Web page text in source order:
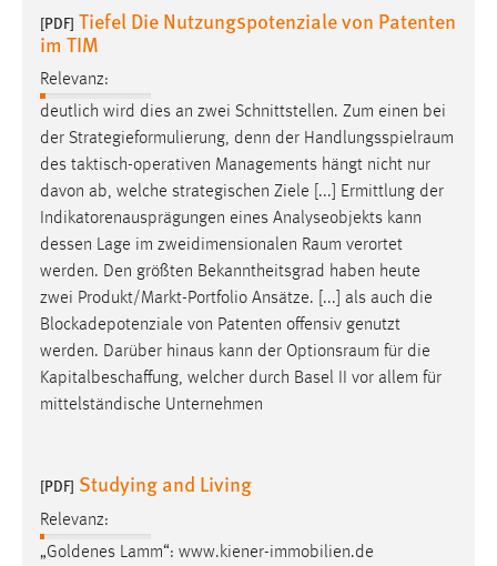
[PDF] Tiefel Die Nutzungspotenziale von Patenten
im TIM
Relevanz:
deutlich wird dies an zwei Schnittstellen. Zum einen bei
der Strategieformulierung, denn der Handlungsspielraum
des taktisch-operativen Managements hängt nicht nur
davon ab, welche strategischen Ziele [...] Ermittlung der
Indikatorenausprägungen eines Analyseobjekts kann
dessen Lage im zweidimensionalen Raum verortet
werden. Den größten Bekanntheitsgrad haben heute
zwei Produkt/Markt-Portfolio Ansätze. [...] als auch die
Blockadepotenziale von Patenten offensiv genutzt
werden. Darüber hinaus kann der Optionsraum für die
Kapitalbeschaffung, welcher durch Basel II vor allem für
mittelständische Unternehmen
[PDF] Studying and Living
Relevanz:
„Goldenes Lamm“: www.kiener-immobilien.de
Zweck:
Zugriffsstatistik
Cookie Laufzeit:
Max. 13 Monate
MARKETING
Marketing Cookies werden von Drittanbietern
verwendet, um personalisierte Werbung anzuzeigen.
Sie tun dies, indem sie Besucher über Websites
hinweg verfolgen.
Google Ads
Name:
Google Ireland Limited
Conversion-Tracking